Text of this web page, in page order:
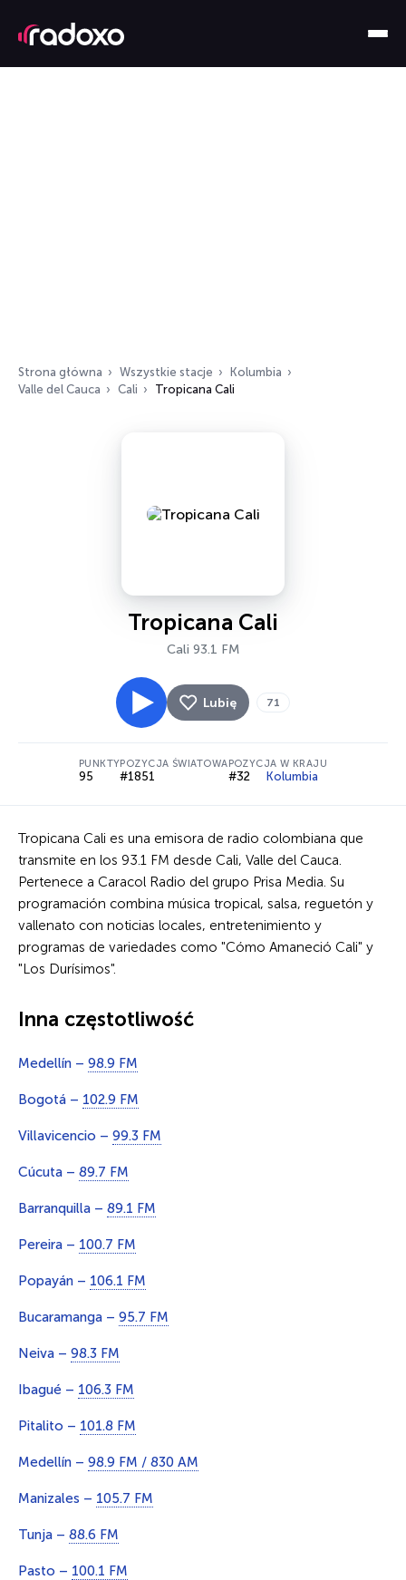
Strona główna Wszystkie stacje
Kolumbia
Valle del Cauca
Cali Tropicana Cali
Tropicana Cali
Cali 93.1 FM
Lubię 71
PUNKTY
95
POZYCJA ŚWIATOWA
#1851
POZYCJA W KRAJU
#32 Kolumbia
Tropicana Cali es una emisora de radio colombiana que
transmite en los 93.1 FM desde Cali, Valle del Cauca.
Pertenece a Caracol Radio del grupo Prisa Media. Su
programación combina música tropical, salsa, reguetón y
vallenato con noticias locales, entretenimiento y
programas de variedades como "Cómo Amaneció Cali" y
"Los Durísimos".
Inna częstotliwość
Medellín – 98.9 FM
Bogotá – 102.9 FM
Villavicencio – 99.3 FM
Cúcuta – 89.7 FM
Barranquilla – 89.1 FM
Pereira – 100.7 FM
Popayán – 106.1 FM
Bucaramanga – 95.7 FM
Neiva – 98.3 FM
Ibagué – 106.3 FM
Pitalito – 101.8 FM
Medellín – 98.9 FM / 830 AM
Manizales – 105.7 FM
Tunja – 88.6 FM
Pasto – 100.1 FM